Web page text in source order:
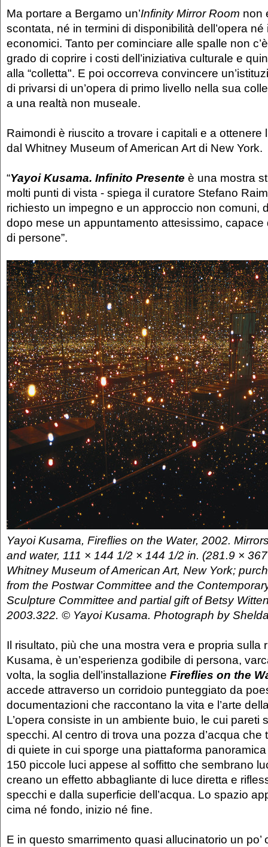
Ma portare a Bergamo un’Infinity Mirror Room non
scontata, né in termini di disponibilità dell’opera né
economici. Tanto per cominciare alle spalle non
grado di coprire i costi dell’iniziativa culturale e
alla “colletta". E poi occorreva convincere
di privarsi di un’opera di primo livello nella sua
a una realtà non museale.
Raimondi è riuscito a trovare i capitali e a ottenere
dal Whitney Museum of American Art di New York.
“Yayoi Kusama. Infinito Presente è una mostra
molti punti di vista - spiega il curatore Stefano
richiesto un impegno e un approccio non comuni,
dopo mese un appuntamento attesissimo, capace
di persone”.
Yayoi Kusama, Fireflies on the Water, 2002.
and water, 111 × 144 1/2 × 144 1/2 in. (281.9 ×
Whitney Museum of American Art, New York;
from the Postwar Committee and the
Sculpture Committee and partial gift of Betsy
2003.322. © Yayoi Kusama. Photograph by
Il risultato, più che una mostra vera e propria sulla
Kusama, è un’esperienza godibile di persona,
volta, la soglia dell’installazione Fireflies on the
accede attraverso un corridoio punteggiato da
documentazioni che raccontano la vita e l’arte
L’opera consiste in un ambiente buio, le cui pareti
specchi. Al centro di trova una pozza d’acqua che
di quiete in cui sporge una piattaforma
150 piccole luci appese al soffitto che sembrano
creano un effetto abbagliante di luce diretta e
specchi e dalla superficie dell’acqua. Lo spazio
cima né fondo, inizio né fine.
E in questo smarrimento quasi allucinatorio un po’